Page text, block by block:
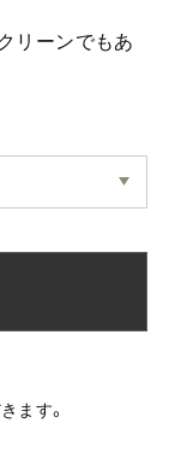
リーンでもあ
ます。